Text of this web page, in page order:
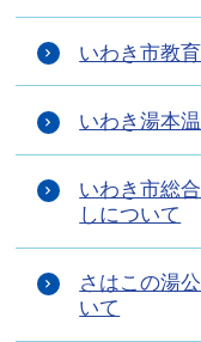
いわき市教
いわき湯本
いわき市総
しについて
さはこの湯
いて